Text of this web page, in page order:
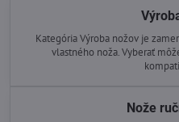
Kategória Výroba nožov je
vlastného noža. Vyberať
Nože